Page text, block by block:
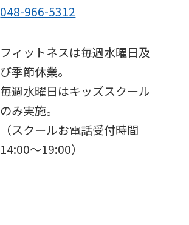
048-966-5312
フィットネスは毎週水曜日及
び季節休業。
毎週水曜日はキッズスクール
のみ実施。
（スクールお電話受付時間
14:00～19:00）